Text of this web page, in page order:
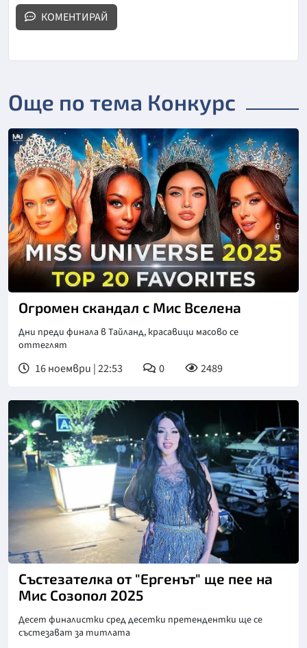
КОМЕНТИРАЙ
Още по тема Конкурс
Огромен скандал с Мис Вселена
Дни преди финала в Тайланд, красавици масово се
оттеглят
16 ноември | 22:53 0 2489
Състезателка от "Ергенът" ще пее на
Мис Созопол 2025
Десет финалистки сред десетки претендентки ще се
състезават за титлата